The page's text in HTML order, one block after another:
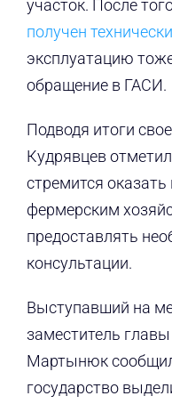
участок. После
получен
эксплуатацию
обращение в ГАСИ.
Подводя итоги
Кудрявцев
стремится
фермерским
предоставлять
консультации.
Выступавший на
заместитель
Мартынюк
государство